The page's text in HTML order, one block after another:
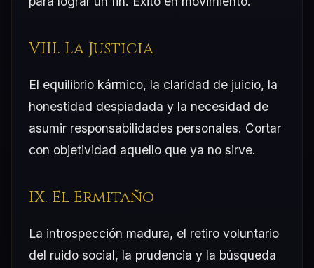
VIII. La Justicia
El equilibrio kármico, la claridad de juicio, la
honestidad despiadada y la necesidad de
asumir responsabilidades personales. Cortar
con objetividad aquello que ya no sirve.
IX. El Ermitaño
La introspección madura, el retiro voluntario
del ruido social, la prudencia y la búsqueda